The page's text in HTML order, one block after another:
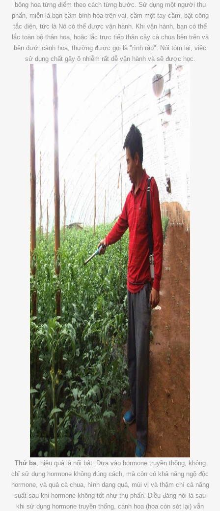
bông hoa từng điểm theo cách từng bước. Sử dụng một người thụ
phấn, miễn là bạn cầm bình hoa trên vai, cầm một tay cầm, bật công
tắc điện, tức là Nó có thể được vận hành. Khi vận hành, bạn có thể
lắc toàn bộ thân hoa, hoặc lắc trực tiếp thân cây cà chua bên trên và
bên dưới cành hoa, thường được gọi là "rình rập". Nói tóm lại, việc
sử dụng chất gây ô nhiễm rất dễ vận hành và sẽ được học.
Thứ ba, hiệu quả là nổi bật. Dựa vào hormone truyền thống, không
chỉ sử dụng hormone không đúng cách, mà còn có khả năng ngộ độc
hormone, và quả cà chua, hình dạng quả, mùi vị và thậm chí cả năng
suất sau khi hormone không tốt như thụ phấn. Điều đáng nói là sau
khi sử dụng hormone truyền thống, cánh hoa (hoa còn sót lại) vẫn